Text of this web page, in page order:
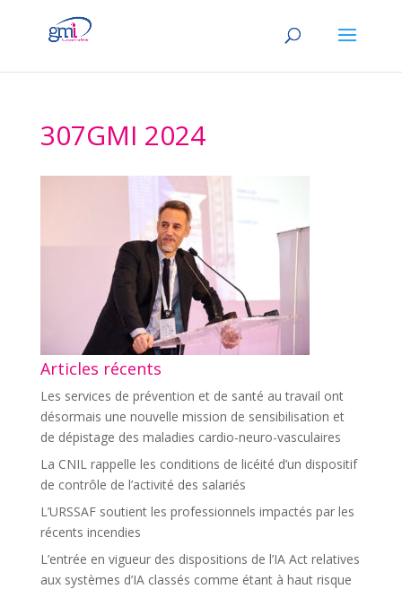
307GMI 2024
Articles récents
Les services de prévention et de santé au travail ont
désormais une nouvelle mission de sensibilisation et
de dépistage des maladies cardio-neuro-vasculaires
La CNIL rappelle les conditions de licéité d’un dispositif
de contrôle de l’activité des salariés
L’URSSAF soutient les professionnels impactés par les
récents incendies
L’entrée en vigueur des dispositions de l’IA Act relatives
aux systèmes d’IA classés comme étant à haut risque